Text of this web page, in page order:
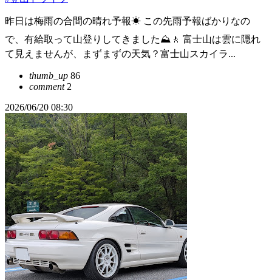
昨日は梅雨の合間の晴れ予報☀ この先雨予報ばかりなの
で、有給取って山登りしてきました⛰️🚶 富士山は雲に隠れ
て見えませんが、まずまずの天気？富士山スカイラ...
thumb_up 86
comment2
2026/06/20 08:30